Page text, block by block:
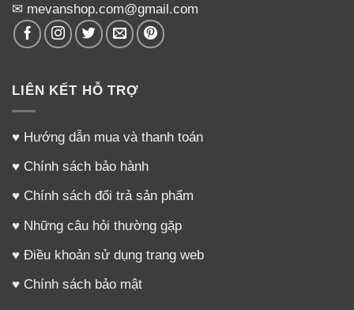
VÌ SAO PHẢI THƯỜNG XUYÊN THAY PHỤ
KIỆN CHO MÁY HÚT SỮA MÀ NHẤT LÀ REAL
✉ mevanshop.com@gmail.com
LIÊN KẾT HỖ TRỢ
♥ Hướng dẫn mua và thanh toán
♥ Chính sách bảo hành
♥ Chính sách đổi trả sản phẩm
♥ Những câu hỏi thường gặp
♥ Điều khoản sử dụng trang web
♥ Chính sách bảo mật